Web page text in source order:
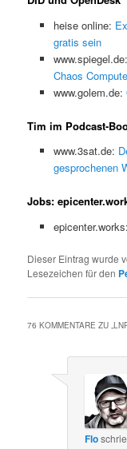
heise online:
gratis sein
www.spiegel.de:
Chaos
www.golem.de:
Tim im Podcast-
www.3sat.de:
gesprochenen
Jobs:
epicenter.works:
Dieser Eintrag wurde
Lesezeichen für den
76 KOMMENTARE ZU „
Flo